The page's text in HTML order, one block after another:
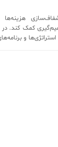
و